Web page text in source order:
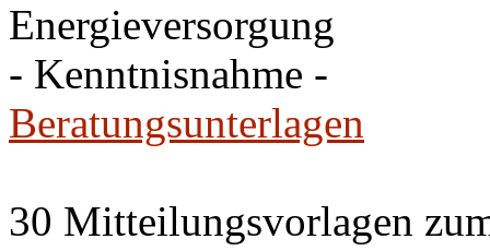
Energieversorgung
- Kenntnisnahme -
Beratungsunterlagen
30 Mitteilungsvorlagen